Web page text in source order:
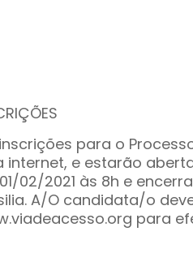
para o
internet, e estarão
02/2021 às 8h e
A/O candidata/o
para